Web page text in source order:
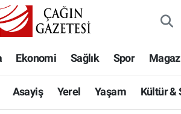
Ekonomi Sağlık Spor
Asayiş Yerel Yaşam Kültür &